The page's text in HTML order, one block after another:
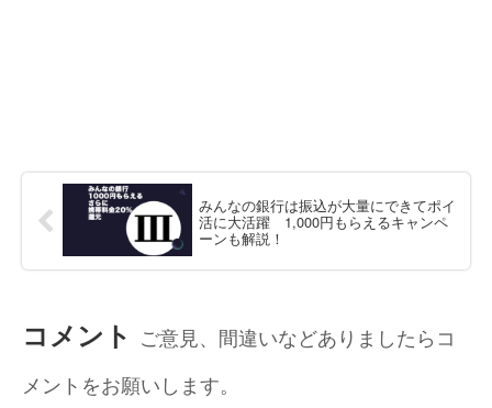
みんなの銀行は振込が大量にできてポイ
活に大活躍 1,000円もらえるキャンペ
ーンも解説！
コメント ご意見、間違いなどありましたらコ
メントをお願いします。